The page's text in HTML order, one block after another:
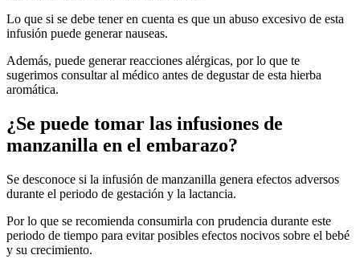
Lo que si se debe tener en cuenta es que un abuso excesivo de esta
infusión puede generar nauseas.
Además, puede generar reacciones alérgicas, por lo que te
sugerimos consultar al médico antes de degustar de esta hierba
aromática.
¿Se puede tomar las infusiones de
manzanilla en el embarazo?
Se desconoce si la infusión de manzanilla genera efectos adversos
durante el periodo de gestación y la lactancia.
Por lo que se recomienda consumirla con prudencia durante este
periodo de tiempo para evitar posibles efectos nocivos sobre el bebé
y su crecimiento.